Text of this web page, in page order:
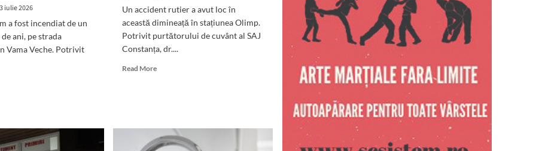
iulie 2026
a fost incendiat de un
ani, pe strada
Vama Veche. Potrivit
Un accident rutier a avut loc în
această dimineață în stațiunea Olimp.
Potrivit purtătorului de cuvânt al SAJ
Constanța, dr....
Read MoreRead
stațiunea
Olimp,